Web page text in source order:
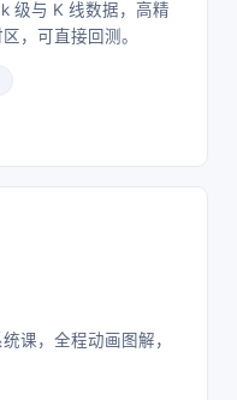
级与 K 线数据，高精
，可直接回测。
课，全程动画图解，